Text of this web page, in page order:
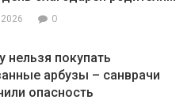
0
нельзя покупать
арбузы – санврачи
опасность